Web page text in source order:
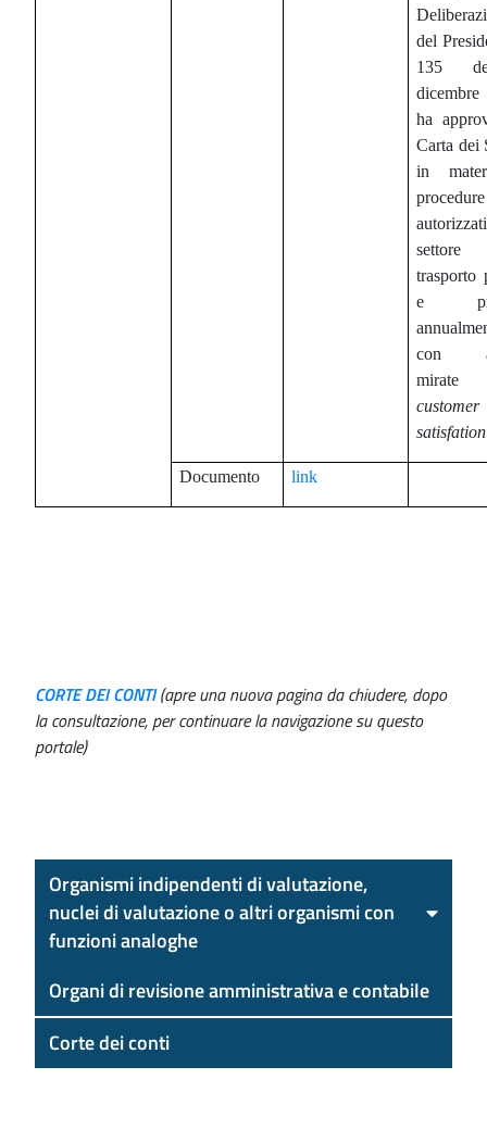
del
135
ha
Carta dei
in
procedure
trasporto
e
con
customer
satisfation
Documento link
CORTE DEI CONTI (apre una nuova pagina da chiudere, dopo
la consultazione, per continuare la navigazione su questo
portale)
Organismi indipendenti di valutazione,
nuclei di valutazione o altri organismi con
funzioni analoghe
Organi di revisione amministrativa e contabile
Corte dei conti